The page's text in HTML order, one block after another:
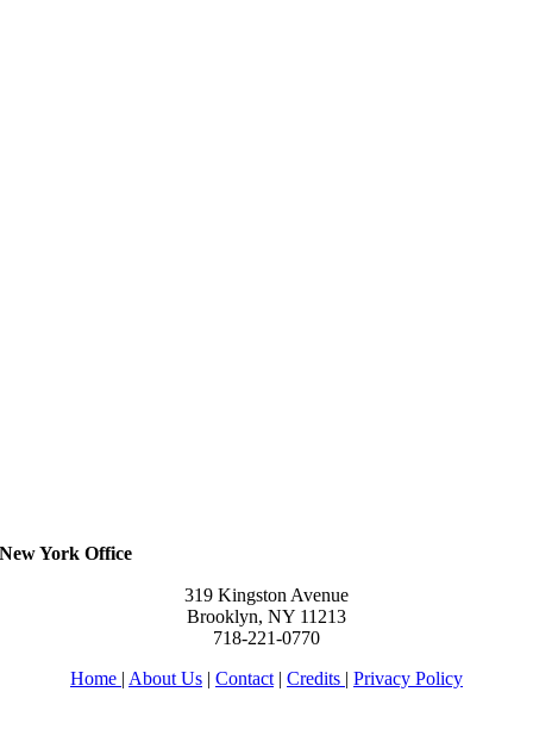
New York Office
319 Kingston Avenue
Brooklyn, NY 11213
718-221-0770
Home | About Us | Contact | Credits | Privacy Policy